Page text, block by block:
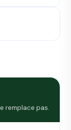
remplace pas.